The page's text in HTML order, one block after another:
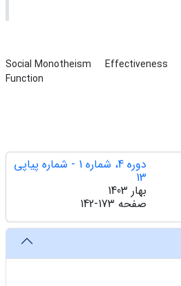
Social Monotheism Effectiveness
Function
دوره 4، شماره 1 - شماره پیاپی
13
بهار 1403
صفحه 142-173